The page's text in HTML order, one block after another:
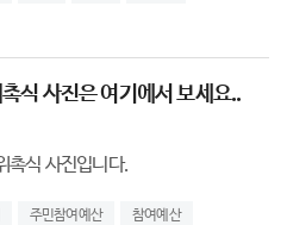
식 사진은 여기에서 보세요..
식 사진입니다.
주민참여예산 참여예산